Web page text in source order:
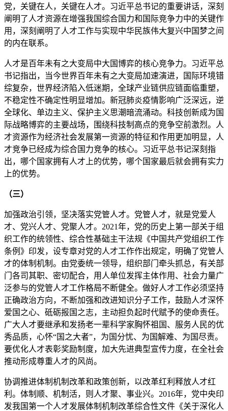
党，关键在人，关键在人才。习近平总书记的重要讲话，深刻
阐明了人才资源在增强我国综合国力和国际竞争力中的关键作
用，深刻阐明了人才工作与实现中华民族伟大复兴中国梦之间
的内在联系。
人才是百年未有之大变局中大国博弈的核心竞争力。习近平总
书记指出，当今世界百年未有之大变局加速演进，国际环境错
综复杂，世界经济陷入低迷期，全球产业链供应链面临重塑，
不稳定性不确定性明显增加。新冠肺炎疫情影响广泛深远，逆
全球化、单边主义、保护主义思潮暗流涌动。科技创新成为国
际战略博弈的主要战场，围绕科技制高点的竞争空前激烈。人
才资源作为经济社会发展第一资源的特征和作用更加明显，人
才竞争已经成为综合国力竞争的核心。习近平总书记深刻指
出，哪个国家拥有人才上的优势，哪个国家最后就会拥有实力
上的优势。
（三）
加强政治引领，坚决落实党管人才。党管人才，就是党爱人
才、党兴人才、党聚人才。2021年，党的历史上第一部关于组
织工作的统领性、综合性基础主干法规《中国共产党组织工作
条例》印发，设专章对党的人才工作作出规定，明确了党管人
才的体制机制。由党委统一领导，组织部门牵头抓总，有关部
门各司其职、密切配合，用人单位发挥主体作用、社会力量广
泛参与的党管人才工作格局不断健全。做好人才工作必须坚持
正确政治方向，不断加强和改进知识分子工作，鼓励人才深怀
爱国之心、砥砺报国之志，主动担负起时代赋予的使命责任。
广大人才要继承和发扬老一辈科学家胸怀祖国、服务人民的优
秀品质，心怀“国之大者”，为国分忧、为国解难、为国尽责。
要优化人才表彰奖励制度，加大先进典型宣传力度，在全社会
推动形成尊重人才的风尚。
协调推进体制机制改革和政策创新，以改革红利释放人才红
利。体制顺、机制活，则人才聚、事业兴。2016年，党中央印
发我国第一个人才发展体制机制改革综合性文件《关于深化人